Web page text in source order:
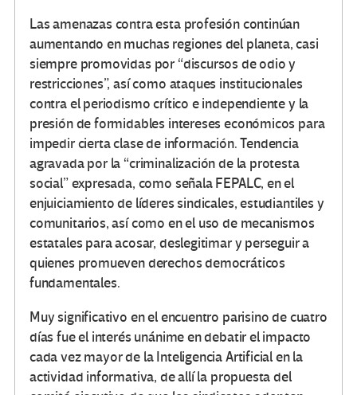
Las amenazas contra esta profesión continúan
aumentando en muchas regiones del planeta, casi
siempre promovidas por “discursos de odio y
restricciones”, así como ataques institucionales
contra el periodismo crítico e independiente y la
presión de formidables intereses económicos para
impedir cierta clase de información. Tendencia
agravada por la “criminalización de la protesta
social” expresada, como señala FEPALC, en el
enjuiciamiento de líderes sindicales, estudiantiles y
comunitarios, así como en el uso de mecanismos
estatales para acosar, deslegitimar y perseguir a
quienes promueven derechos democráticos
fundamentales.
Muy significativo en el encuentro parisino de cuatro
días fue el interés unánime en debatir el impacto
cada vez mayor de la Inteligencia Artificial en la
actividad informativa, de allí la propuesta del